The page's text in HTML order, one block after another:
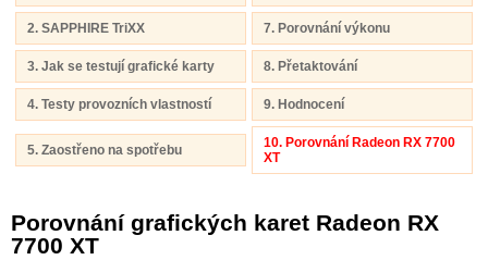
2. SAPPHIRE TriXX 7. Porovnání výkonu
3. Jak se testují grafické karty 8. Přetaktování
4. Testy provozních vlastností 9. Hodnocení
5. Zaostřeno na spotřebu
10. Porovnání Radeon RX 7700
XT
Porovnání grafických karet Radeon RX
7700 XT